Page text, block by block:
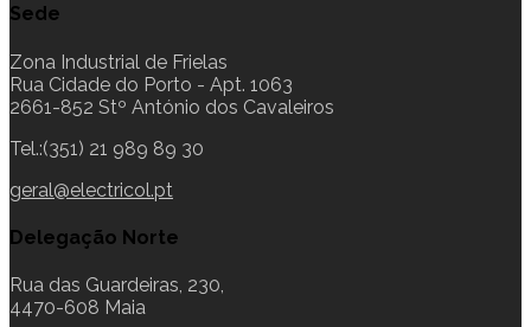
Sede
Zona Industrial de Frielas
Rua Cidade do Porto - Apt. 1063
2661-852 Stº António dos Cavaleiros
Tel.:(351) 21 989 89 30
geral@electricol.pt
Delegação Norte
Rua das Guardeiras, 230,
4470-608 Maia